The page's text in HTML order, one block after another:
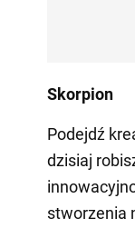
Skorpion
Podejdź
dzisiaj
stworzenia